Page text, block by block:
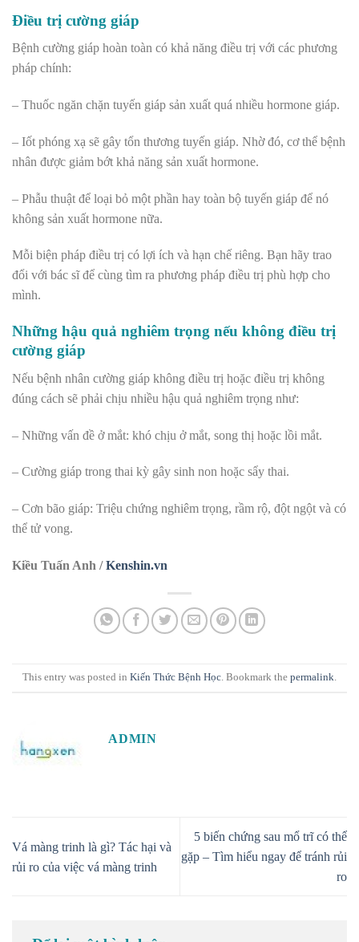
Điều trị cường giáp
Bệnh cường giáp hoàn toàn có khả năng điều trị với các phương
pháp chính:
– Thuốc ngăn chặn tuyến giáp sản xuất quá nhiều hormone giáp.
– Iốt phóng xạ sẽ gây tổn thương tuyến giáp. Nhờ đó, cơ thể bệnh
nhân được giảm bớt khả năng sản xuất hormone.
– Phẫu thuật để loại bỏ một phần hay toàn bộ tuyến giáp để nó
không sản xuất hormone nữa.
Mỗi biện pháp điều trị có lợi ích và hạn chế riêng. Bạn hãy trao
đổi với bác sĩ để cùng tìm ra phương pháp điều trị phù hợp cho
mình.
Những hậu quả nghiêm trọng nếu không điều trị
cường giáp
Nếu bệnh nhân cường giáp không điều trị hoặc điều trị không
đúng cách sẽ phải chịu nhiều hậu quả nghiêm trọng như:
– Những vấn đề ở mắt: khó chịu ở mắt, song thị hoặc lồi mắt.
– Cường giáp trong thai kỳ gây sinh non hoặc sẩy thai.
– Cơn bão giáp: Triệu chứng nghiêm trọng, rầm rộ, đột ngột và có
thể tử vong.
Kiều Tuấn Anh /Kenshin.vn
This entry was posted in Kiến Thức Bệnh Học. Bookmark the permalink.
ADMIN
Vá màng trinh là gì? Tác hại và
rủi ro của việc vá màng trinh
5 biến chứng sau mổ trĩ có thể
gặp – Tìm hiểu ngay để tránh rủi
ro